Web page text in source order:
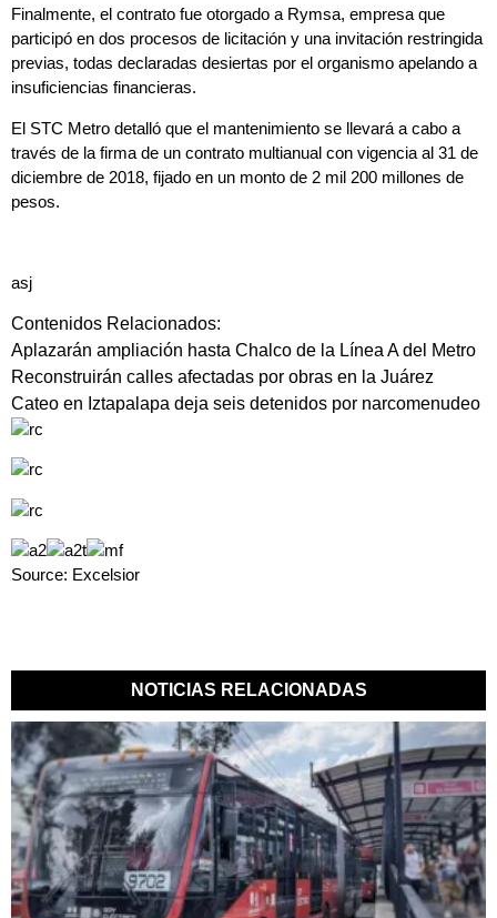
Finalmente, el contrato fue otorgado a Rymsa, empresa que
participó en dos procesos de licitación y una invitación restringida
previas, todas declaradas desiertas por el organismo apelando a
insuficiencias financieras.
El STC Metro detalló que el mantenimiento se llevará a cabo a
través de la firma de un contrato multianual con vigencia al 31 de
diciembre de 2018, fijado en un monto de 2 mil 200 millones de
pesos.
asj
Contenidos Relacionados:
Aplazarán ampliación hasta Chalco de la Línea A del Metro
Reconstruirán calles afectadas por obras en la Juárez
Cateo en Iztapalapa deja seis detenidos por narcomenudeo
Source: Excelsior
NOTICIAS RELACIONADAS